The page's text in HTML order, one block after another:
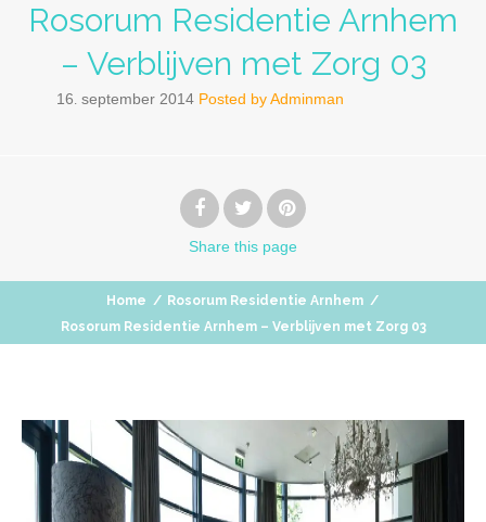
Rosorum Residentie Arnhem
– Verblijven met Zorg 03
16. september 2014 Posted byAdminman
Share this page
Home / Rosorum Residentie Arnhem /
Rosorum Residentie Arnhem – Verblijven met Zorg 03